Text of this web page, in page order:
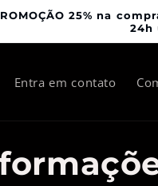
25% na
24h
Entra em contato